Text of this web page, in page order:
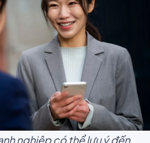
nghiệp có thể lưu ý đến